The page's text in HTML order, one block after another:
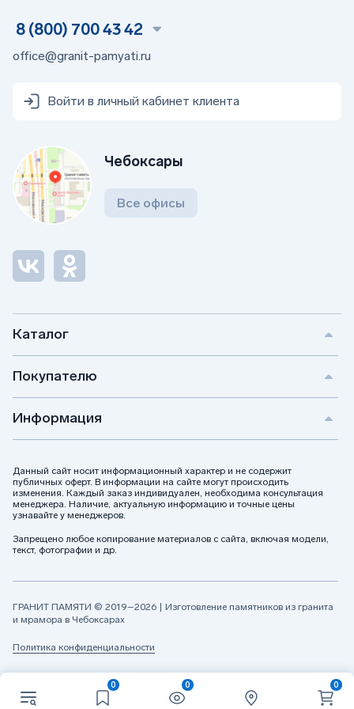
0 0 0
Процесс подготовки бетона, включает в себя
регламентированное количество материалов,
щебня,песка и цемента.
используемых материалов. Добавьте товар в корзину
подходящее решение.
на вопросы
перезвонит в вам в выбранное время.
Позвоните мне
Я даю своё согласие на обработку персональных данных
и соглашаюсь сполитикой конфиденциальности
Каталог
Покупателю
Информация
Данный сайт носит информационный характер и не содержит
публичных оферт. В информации на сайте могут происходить
изменения. Каждый заказ индивидуален, необходима консультация
менеджера. Наличие, актуальную информацию и точные цены
узнавайте у менеджеров.
Запрещено любое копирование материалов с сайта, включая модели,
текст, фотографии и др.
8 (800) 700 43 42
office@granit-pamyati.ru
Войти в личный кабинет клиента
Чебоксары
Все офисы
ГРАНИТ ПАМЯТИ © 2019–2026 | Изготовление памятников из гранита
и мрамора в Чебоксарах
Политика конфиденциальности